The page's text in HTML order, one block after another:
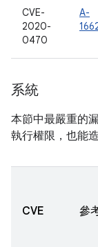
CVE-
2020-
0470
A-
系統
本節中最嚴重的
執行權限，也能
CVE 參